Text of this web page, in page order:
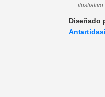
ilustrativo.
Diseñado